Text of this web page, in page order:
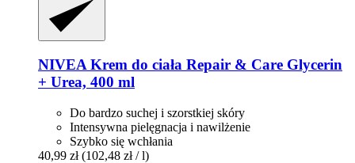
NIVEA Krem do ciała Repair & Care Glycerin
+ Urea, 400 ml
Do bardzo suchej i szorstkiej skóry
Intensywna pielęgnacja i nawilżenie
Szybko się wchłania
40,99 zł (102,48 zł / l)